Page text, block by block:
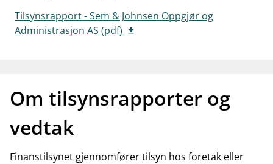
Tilsynsrapport - Sem & Johnsen Oppgjør og
Administrasjon AS (pdf)
Om tilsynsrapporter og
vedtak
Finanstilsynet gjennomfører tilsyn hos foretak eller